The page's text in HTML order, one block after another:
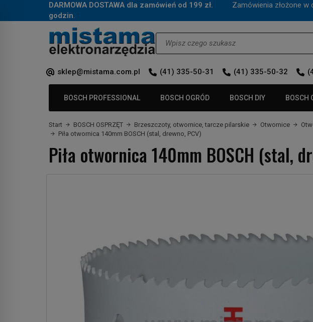
DARMOWA DOSTAWA dla zamówień od 199 zł. Zamówienia złożone w
godzin.
sklep@mistama.com.pl (41) 335-50-31 (41) 335-50-32
BOSCH PROFESSIONAL BOSCH OGRÓD BOSCH DIY BOSCH
Start BOSCH OSPRZĘT Brzeszczoty, otwornice, tarcze pilarskie Otwornice
Piła otwornica 140mm BOSCH (stal, drewno, PCV)
Piła otwornica 140mm BOSCH (stal,